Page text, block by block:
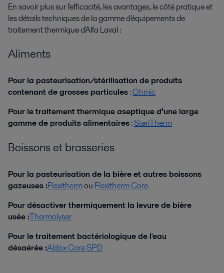
En savoir plus sur l'efficacité, les avantages, le côté pratique et
les détails techniques de la gamme d'équipements de
traitement thermique d'Alfa Laval :
Aliments
Pour la pasteurisation/stérilisation de produits
contenant de grosses particules:Ohmic
Pour le traitement thermique aseptique d’une large
gamme de produits alimentaires:SteriTherm
Boissons et brasseries
Pour la pasteurisation de la bière et autres boissons
gazeuses :Flexithermou Flexitherm Core
Pour désactiver thermiquement la levure de bière
usée :Thermolyser
Pour le traitement bactériologique de l'eau
désaérée :Aldox Core SPD